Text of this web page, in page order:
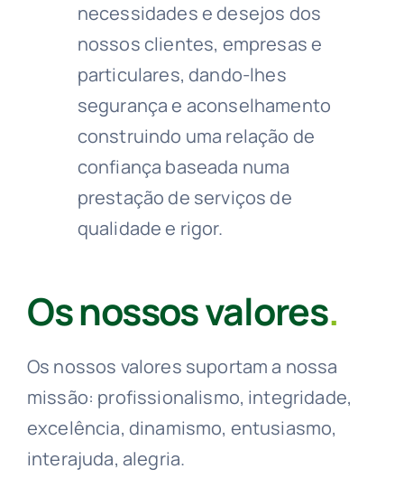
necessidades e desejos dos
nossos clientes, empresas e
particulares, dando-lhes
segurança e aconselhamento
construindo uma relação de
confiança baseada numa
prestação de serviços de
qualidade e rigor.
Os nossos valores.
Os nossos valores suportam a nossa
missão: profissionalismo, integridade,
excelência, dinamismo, entusiasmo,
interajuda, alegria.